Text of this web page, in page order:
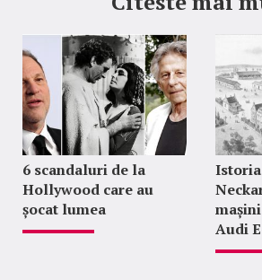
6 scandaluri de la
Hollywood care au
șocat lumea
Audi